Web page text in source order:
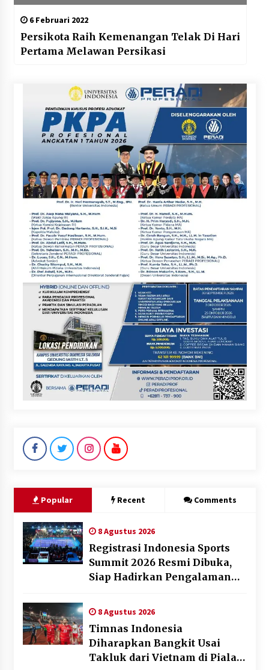
6 Februari 2022
Persikota Raih Kemenangan Telak Di Hari
Pertama Melawan Persikasi
Popular Recent Comments
8 Agustus 2026
Registrasi Indonesia Sports
Summit 2026 Resmi Dibuka,
Siap Hadirkan Pengalaman
8 Agustus 2026
Timnas Indonesia
Diharapkan Bangkit Usai
Takluk dari Vietnam di Piala